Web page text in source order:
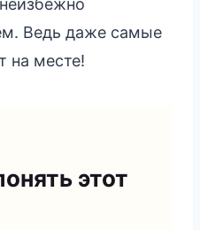
Ведь даже самые
на месте!
этот